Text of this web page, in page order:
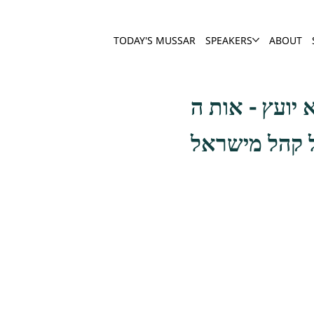
TODAY'S MUSSAR SPEAKERS ABOUT
קהל מישראל